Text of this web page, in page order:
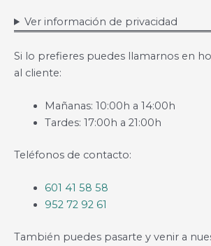
Ver información de privacidad
Si lo prefieres puedes llamarnos en
al cliente:
Mañanas: 10:00h a 14:00h
Tardes: 17:00h a 21:00h
Teléfonos de contacto:
601 41 58 58
952 72 92 61
También puedes pasarte y venir a